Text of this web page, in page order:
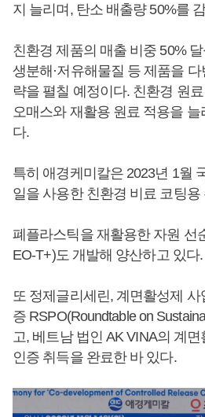
지 늘리며, 탄소 배출량 50%를
친환경 제품의 매출 비중 50%
생분해·저유해물질 등 제품을
략을 펼칠 예정이다. 친환경 원
오매스와 재활용 원료 적용을
다.
특히 애경케미칼은 2023년 1월
일을 사용한 친환경 비료 코팅
폐플라스틱을 재활용한 자원 선
EO-T+)도 개발해 양산하고 있다.
또 정제글리세린, 계면활성제
증 RSPO(Roundtable on
고, 베트남 법인 AK VINA의 계
인증 취득을 완료한 바 있다.